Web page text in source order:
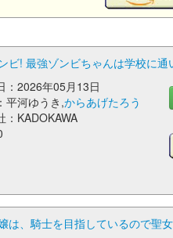
ビ! 最強ゾンビちゃんは学校に
：2026年05月13日
平河ゆうき,からあげたろう
：KADOKAWA
は、騎士を目指しているので